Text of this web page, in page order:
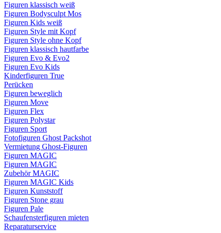
Figuren klassisch weiß
Figuren Bodysculpt Mos
Figuren Kids weiß
Figuren Style mit Kopf
Figuren Style ohne Kopf
Figuren klassisch hautfarbe
Figuren Evo & Evo2
Figuren Evo Kids
Kinderfiguren True
Perücken
Figuren beweglich
Figuren Move
Figuren Flex
Figuren Polystar
Figuren Sport
Fotofiguren Ghost Packshot
Vermietung Ghost-Figuren
Figuren MAGIC
Figuren MAGIC
Zubehör MAGIC
Figuren MAGIC Kids
Figuren Kunststoff
Figuren Stone grau
Figuren Pale
Schaufensterfiguren mieten
Reparaturservice